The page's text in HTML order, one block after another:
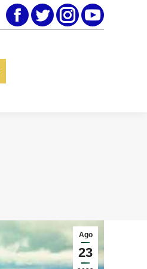
FacebookTwitterInstagramYouTube
Ago
23